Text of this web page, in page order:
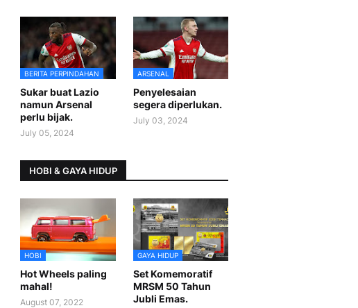
BERITA PERPINDAHAN
Sukar buat Lazio
namun Arsenal
perlu bijak.
July 05, 2024
ARSENAL
Penyelesaian
segera diperlukan.
July 03, 2024
HOBI & GAYA HIDUP
HOBI
Hot Wheels paling
mahal!
August 07, 2022
GAYA HIDUP
Set Komemoratif
MRSM 50 Tahun
Jubli Emas.